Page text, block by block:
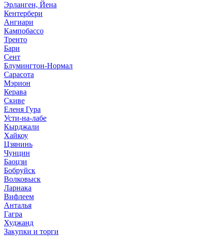
Эрланген, Йена
Кентербери
Ангиари
Кампобассо
Тренто
Бари
Сент
Блумингтон-Нормал
Сарасота
Мэрион
Керава
Скиве
Еленя Гура
Усти-на-лабе
Кырджали
Хайкоу
Цзянинь
Чунцин
Баоцзи
Бобруйск
Волковыск
Ларнака
Вифлеем
Анталья
Гагра
Худжанд
Закупки и торги